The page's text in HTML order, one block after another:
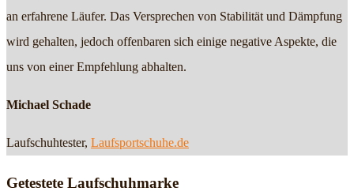
an erfahrene Läufer. Das Versprechen von Stabilität und Dämpfung
wird gehalten, jedoch offenbaren sich einige negative Aspekte, die
uns von einer Empfehlung abhalten.
Michael Schade
Laufschuhtester, Laufsportschuhe.de
Getestete Laufschuhmarke